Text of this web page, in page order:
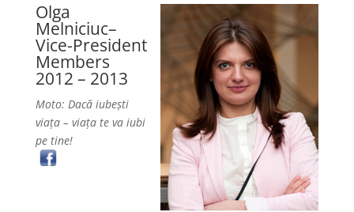
Olga
Melniciuc–
Vice-President
Members
2012 – 2013
Moto: Dacă iubești
viața – viața te va iubi
pe tine!